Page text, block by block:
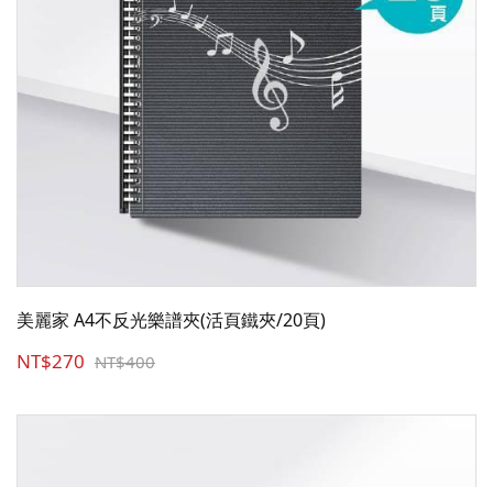
美麗家 A4不反光樂譜夾(活頁鐵夾/20頁)
NT$270 NT$400